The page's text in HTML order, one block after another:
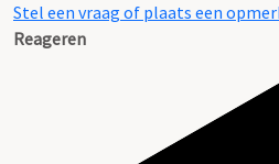
Stel een vraag of plaats een
Reageren